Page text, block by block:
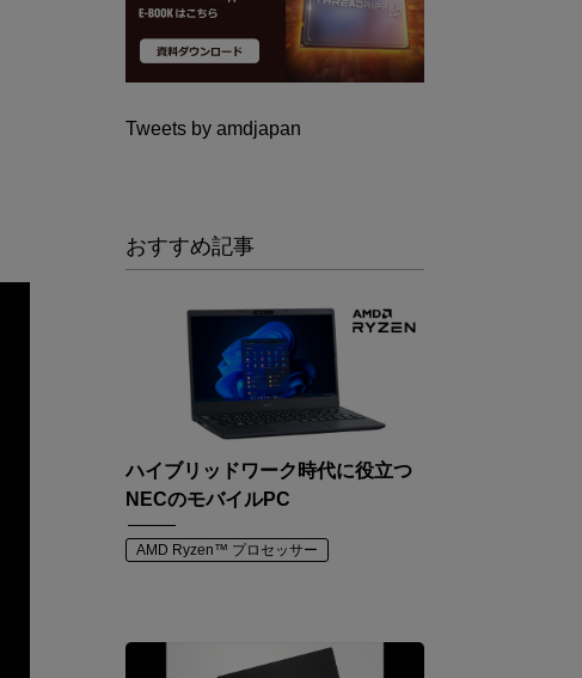
Tweets by amdjapan
おすすめ記事
ハイブリッドワーク時代に役立つ
NECのモバイルPC
AMD Ryzen™ プロセッサー